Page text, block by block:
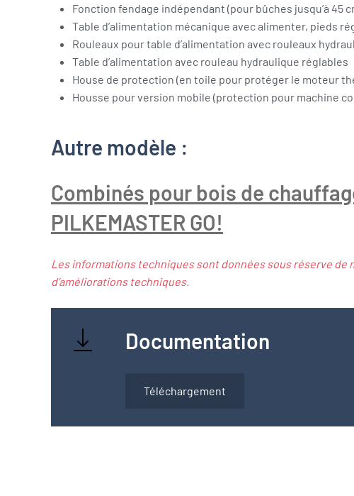
Fonction fendage indépendant (pour bûches jusqu’à 45
Table d’alimentation mécanique avec alimenter, pieds
Rouleaux pour table d’alimentation avec rouleaux
Table d’alimentation avec rouleau hydraulique réglables
House de protection (en toile pour protéger le moteur
Housse pour version mobile (protection pour machine
Autre modèle :
Combinés pour bois de
PILKEMASTER GO!
Les informations techniques sont données sous réserve de
d’améliorations techniques.
Documentation
Téléchargement